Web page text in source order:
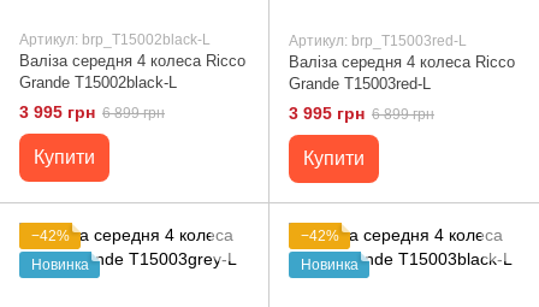
Артикул: brp_T15002black-L
Валіза середня 4 колеса Ricco
Grande T15002black-L
3 995 грн 6 899 грн
Купити
Артикул: brp_T15003red-L
Валіза середня 4 колеса Ricco
Grande T15003red-L
3 995 грн 6 899 грн
Купити
−42%
Новинка
−42%
Новинка